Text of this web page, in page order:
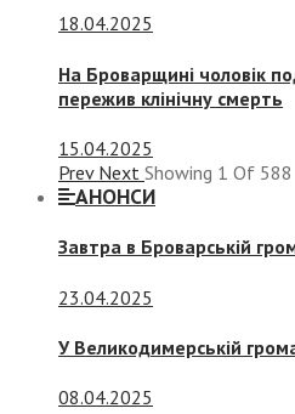
18.04.2025
На Броварщині чоловік
пережив клінічну смерть
15.04.2025
Prev Next Showing 1 Of 588
АНОНСИ
Завтра в Броварській
23.04.2025
У Великодимерській
08.04.2025